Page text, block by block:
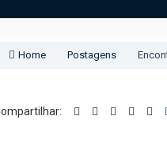
Home Postagens